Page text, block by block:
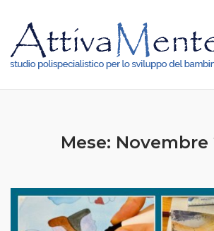
content
Mese: Novembre